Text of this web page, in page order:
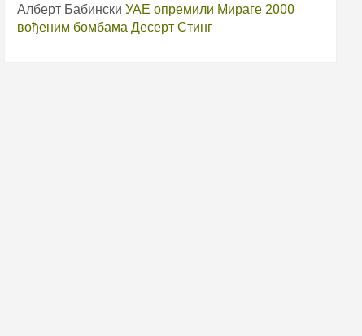
Алберт Бабински УАЕ опремили Мираге 2000
вођеним бомбама Десерт Стинг